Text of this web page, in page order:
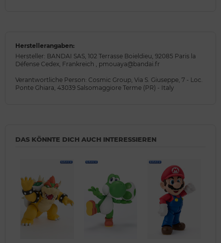
Herstellerangaben:
Hersteller: BANDAI SAS, 102 Terrasse Boieldieu, 92085 Paris la
Défense Cedex, Frankreich , pmouaya@bandai.fr
Verantwortliche Person: Cosmic Group, Via S. Giuseppe, 7 - Loc.
Ponte Ghiara, 43039 Salsomaggiore Terme (PR) - Italy
DAS KÖNNTE DICH AUCH INTERESSIEREN